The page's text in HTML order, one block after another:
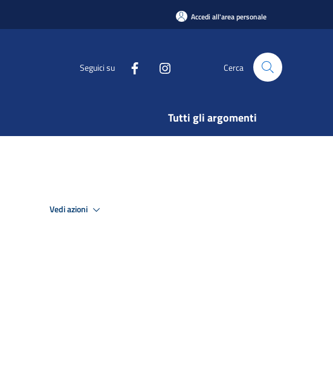
Accedi all'area personale
Seguici su Cerca
Tutti gli argomenti
Vedi azioni